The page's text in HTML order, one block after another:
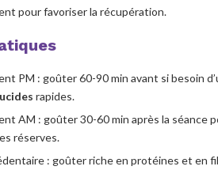
pour favoriser la récupération.
PM : goûter 60-90 min avant si besoin
rapides.
AM : goûter 30-60 min après la séance
réserves.
: goûter riche en protéines et en